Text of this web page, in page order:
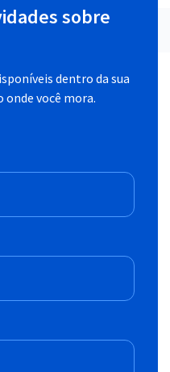
sobre
dentro da sua
onde você mora.